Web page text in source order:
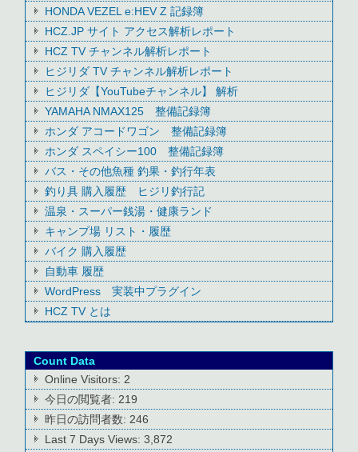
HONDA VEZEL e:HEV Z 記録簿
HCZ.JP サイト アクセス解析レポート
HCZ TV チャンネル解析レポート
ヒジリダ TV チャンネル解析レポート
ヒジリダ【YouTubeチャンネル】 解析
YAMAHA NMAX125 整備記録簿
ホンダ アコードワゴン 整備記録簿
ホンダ スペイシー100 整備記録簿
バス・その他魚種 釣果・釣行年表
釣り具 購入履歴 ヒジリ釣行記
温泉・スーパー銭湯・健康ランド
キャンプ場 リスト・履歴
バイク 購入履歴
自動車 履歴
WordPress 実装中プラグイン
HCZ TV とは
Count Data
Online Visitors:2
今日の閲覧者:219
昨日の訪問者数:246
Last 7 Days Views:3,872